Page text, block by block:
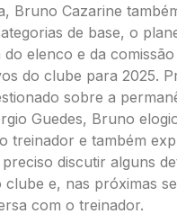
Bruno Cazarine
de base, o
do elenco e da
do clube para 2025.
sobre a
Guedes, Bruno
treinador e também
discutir alguns
e, nas próximas
com o treinador.